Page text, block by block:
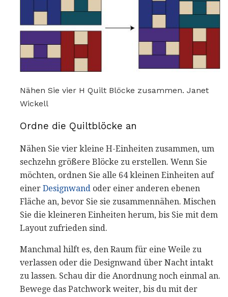
Nähen Sie vier H Quilt Blöcke zusammen. Janet
Wickell
Ordne die Quiltblöcke an
Nähen Sie vier kleine H-Einheiten zusammen, um
sechzehn größere Blöcke zu erstellen. Wenn Sie
möchten, ordnen Sie alle 64 kleinen Einheiten auf
einer Designwand oder einer anderen ebenen
Fläche an, bevor Sie sie zusammennähen. Mischen
Sie die kleineren Einheiten herum, bis Sie mit dem
Layout zufrieden sind.
Manchmal hilft es, den Raum für eine Weile zu
verlassen oder die Designwand über Nacht intakt
zu lassen. Schau dir die Anordnung noch einmal an.
Bewege das Patchwork weiter, bis du mit der